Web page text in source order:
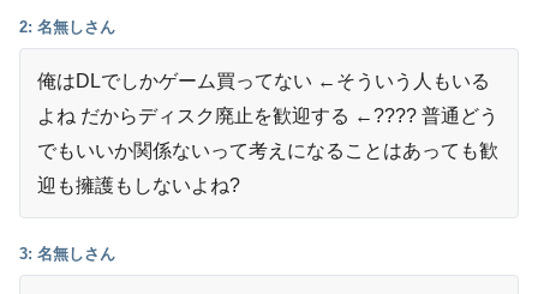
『Super Battle Golf』無料プレイは終了。Steamでは7月24
07/19
から589円に
07/19
PS5の外付けSSDとM.2 SSDはどっち？保存・起動できる
ゲームの違い
枚の選び方
2: 名無しさん
俺はDLでしかゲーム買ってない ←そういう人もいる
よね だからディスク廃止を歓迎する ←???? 普通どう
でもいいか関係ないって考えになることはあっても歓
迎も擁護もしないよね?
3: 名無しさん